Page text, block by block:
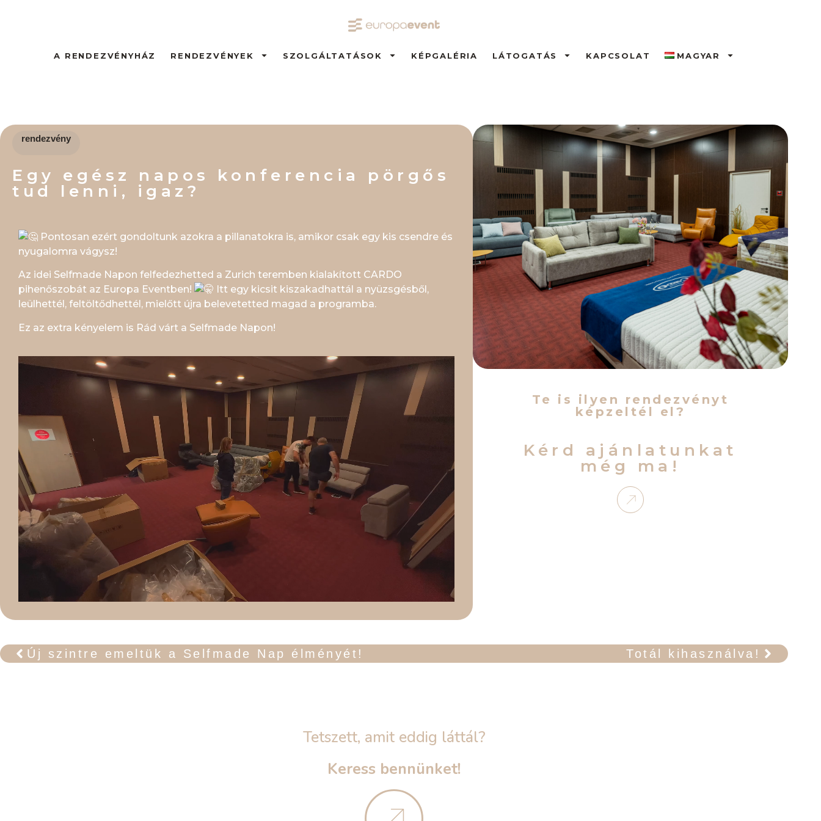
A RENDEZVÉNYHÁZ RENDEZVÉNYEK SZOLGÁLTATÁSOK KÉPGALÉRIA LÁTOGATÁS KAPCSOLAT MAGYAR
rendezvény
Egy egész napos konferencia pörgős
tud lenni, igaz?
Pontosan ezért gondoltunk azokra a pillanatokra is, amikor csak egy kis csendre és
nyugalomra vágysz!
Az idei Selfmade Napon felfedezhetted a Zurich teremben kialakított CARDO
pihenőszobát az Europa Eventben!
Itt egy kicsit kiszakadhattál a nyüzsgésből,
leülhettél, feltöltődhettél, mielőtt újra belevetetted magad a programba.
Ez az extra kényelem is Rád várt a Selfmade Napon!
Te is ilyen rendezvényt
képzeltél el?
Kérd ajánlatunkat
még ma!
Új szintre emeltük a Selfmade Nap élményét! Totál kihasználva!
Tetszett, amit eddig láttál?
Keress bennünket!